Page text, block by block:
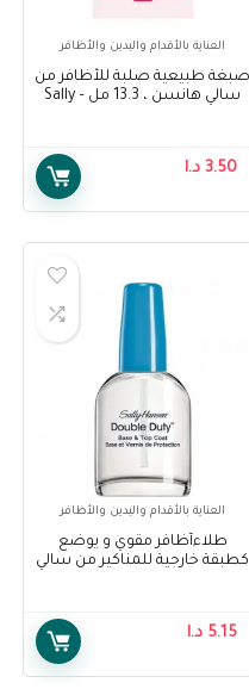
العناية بالأقدام واليدين والأظافر
صبغة طبيعية صلبة للأظافر من
سالي هانسن ، 13.3 مل – Sally
3.50 د.ا
العناية بالأقدام واليدين والأظافر
طلاءأظافر مقوي و يوضع
كطبقة خارجية للمناكير من سالي
5.15 د.ا